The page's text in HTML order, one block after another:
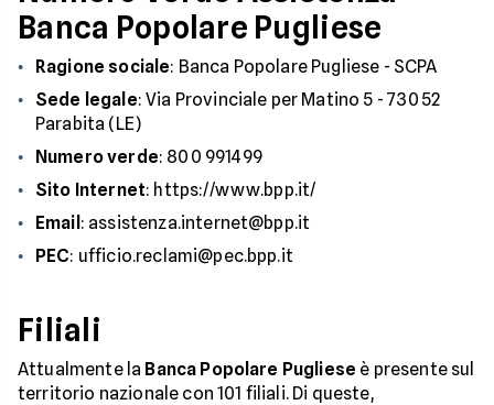
Banca Popolare Pugliese
Ragione sociale: Banca Popolare Pugliese - SCPA
Sede legale: Via Provinciale per Matino 5 - 73052
Parabita (LE)
Numero verde: 800 991499
Sito Internet: https://www.bpp.it/
Email : assistenza.internet@bpp.it
PEC: ufficio.reclami@pec.bpp.it
Filiali
Attualmente la Banca Popolare Pugliese è presente sul
territorio nazionale con 101 filiali. Di queste,